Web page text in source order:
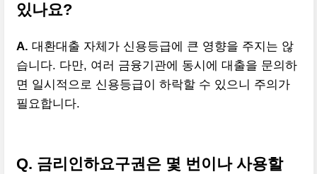
있나요?
A. 대환대출 자체가 신용등급에 큰 영향을 주지는 않
습니다. 다만, 여러 금융기관에 동시에 대출을 문의하
면 일시적으로 신용등급이 하락할 수 있으니 주의가
필요합니다.
Q. 금리인하요구권은 몇 번이나 사용할